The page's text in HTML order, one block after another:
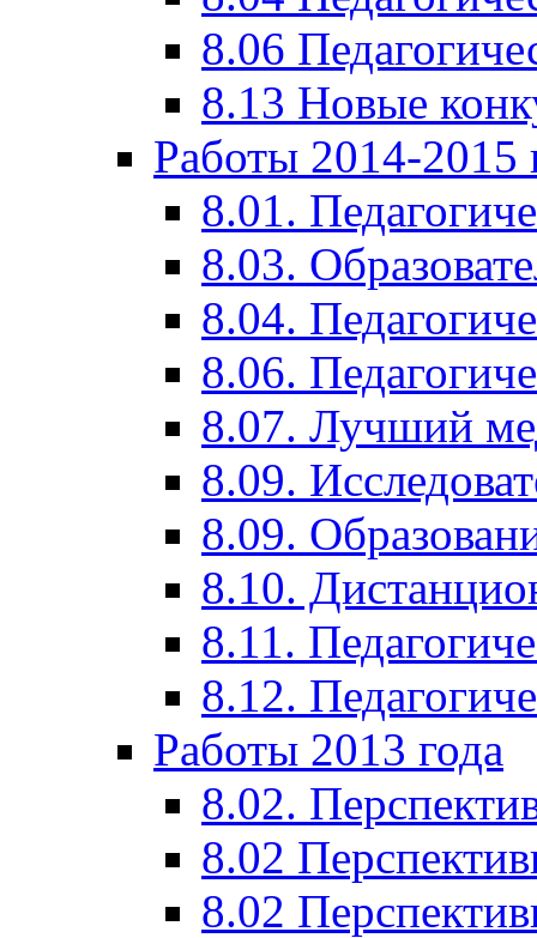
8.06
8.13 Новые
Работы 2014-2015
8.01.
8.03.
8.04.
8.06.
8.07. Лучший
8.09.
8.09.
8.10.
8.11.
8.12.
Работы 2013 года
8.02.
8.02
8.02